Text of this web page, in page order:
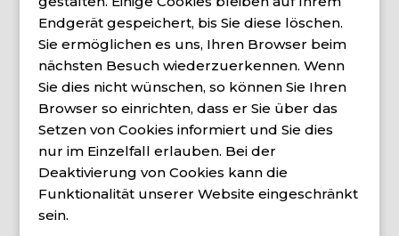
Endgerät gespeichert, bis Sie diese löschen.
Sie ermöglichen es uns, Ihren Browser beim
nächsten Besuch wiederzuerkennen. Wenn
Sie dies nicht wünschen, so können Sie Ihren
Browser so einrichten, dass er Sie über das
Setzen von Cookies informiert und Sie dies
nur im Einzelfall erlauben. Bei der
Deaktivierung von Cookies kann die
Funktionalität unserer Website eingeschränkt
sein.